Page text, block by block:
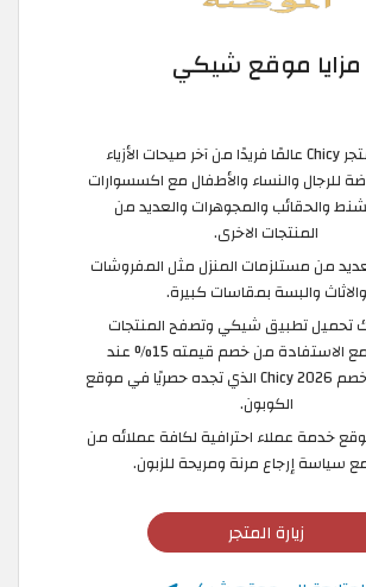
مزايا موقع شيكي
يوفر متجر Chicy عالمًا فريدًا من آخر صيحات الأزياء
للرجال والنساء والأطفال مع اكسسوارات
والحقائب والمجوهرات والعديد من
المنتجات الاخرى.
من مستلزمات المنزل مثل المفروشات
والاثاث والبسة بمقاسات كبيرة.
تحميل تطبيق شيكي وتصفح المنتجات
بسهولة مع الاستفادة من خصم قيمته 15% عند
تفعيل كود خصم Chicy 2026 الذي تجده حصريًا في موقع
الكوبون.
خدمة عملاء احترافية لكافة عملائه من
سياسة إرجاع مرنة ومريحة للزبون.
زيارة المتجر